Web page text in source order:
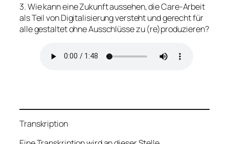
3. Wie kann eine Zukunft aussehen, die Care-Arbeit
als Teil von Digitalisierung versteht und gerecht für
alle gestaltet ohne Ausschlüsse zu (re)produzieren?
Transkription